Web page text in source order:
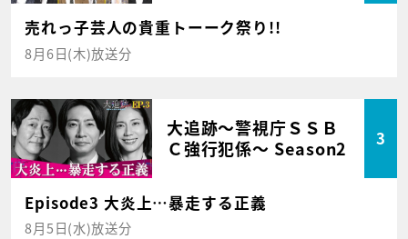
売れっ子芸人の貴重トーーク祭り!!
8月6日(木)放送分
大追跡～警視庁ＳＳＢ
Ｃ強行犯係～ Season2
3
Episode3 大炎上…暴走する正義
8月5日(水)放送分